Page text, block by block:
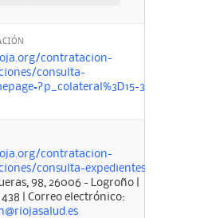
contratacion-
consulta-
3-
contratacion-
consulta-expedientes
98, 26006 - Logroño |
438 | Correo electrónico: